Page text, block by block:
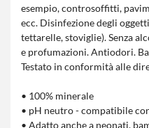
esempio, controsoffitti,
ecc. Disinfezione degli
tettarelle, stoviglie). Senza
e profumazioni. Antiodori.
Testato in conformità alle
• 100% minerale
• pH neutro - compatibile
• Adatto anche a neonati,